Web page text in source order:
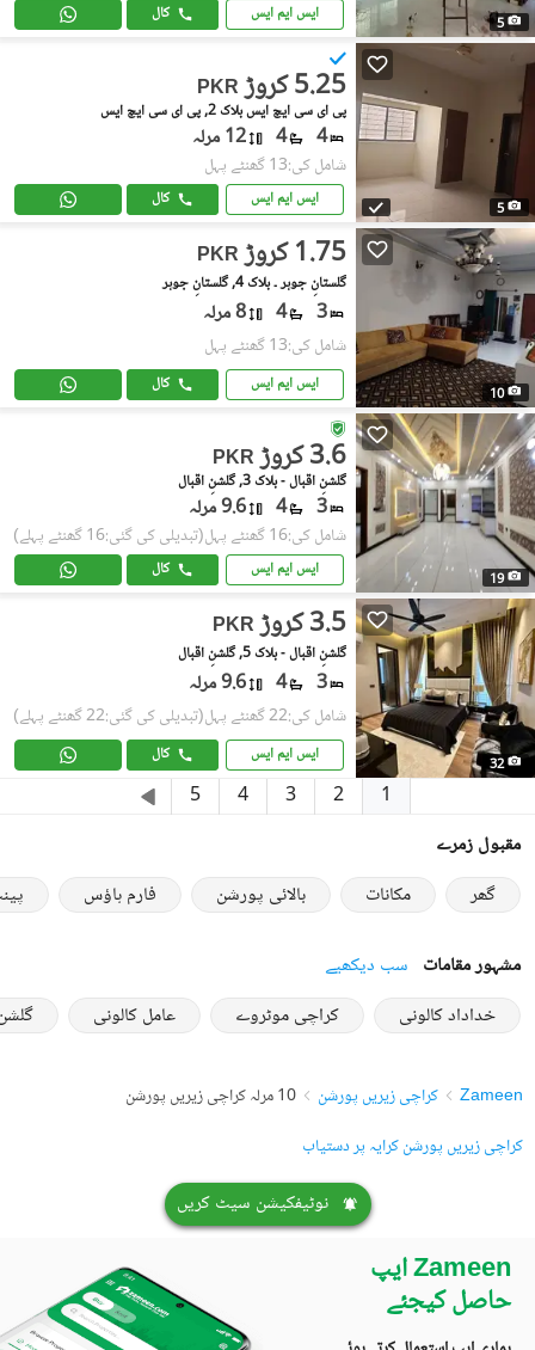
5 ایس ایم ایس کال
5
PKR 5.25 کروڑ
پی ای سی ایچ ایس بلاک 2, پی ای سی ایچ ایس
4
4 12 مرلہ
شامل کی:13 گھنٹے پہل
ایس ایم ایس کال
10
PKR 1.75 کروڑ
گلستانِِ جوہر ۔ بلاک 4, گلستانِ جوہر
3
4 8 مرلہ
شامل کی:13 گھنٹے پہل
ایس ایم ایس کال
19
PKR 3.6 کروڑ
گلشنِ اقبال - بلاک 3, گلشنِ اقبال
3
4 9.6 مرلہ
شامل کی:16 گھنٹے پہل (تبدیلی کی گئی:16 گھنٹے پہلے)
ایس ایم ایس کال
32
PKR 3.5 کروڑ
گلشنِ اقبال - بلاک 5, گلشنِ اقبال
3
4 9.6 مرلہ
شامل کی:22 گھنٹے پہل (تبدیلی کی گئی:22 گھنٹے پہلے)
ایس ایم ایس کال
1
2
3
4
5
مقبول زمرے
گھر
مکانات بالائی پورشن فارم ہاؤس
مشہور مقامات سب دیکھیے
خداداد کالونی
کراچی موٹروے عامل کالونی
Zameen کراچی زیریں پورشن
10 مرلہ کراچی زیریں پورشن
کراچی زیریں پورشن کرایہ پر دستیاب
نوٹیفکیشن سیٹ کریں
Zameen ایپ
حاصل کیجئے